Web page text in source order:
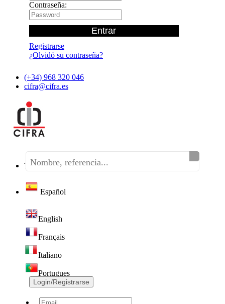
Contraseña:
Registrarse
¿Olvidó su contraseña?
(+34) 968 320 046
cifra@cifra.es
Teléfono:(+34) 968 320 046
Español
English
Français
Italiano
Portugues
Login/Registrarse